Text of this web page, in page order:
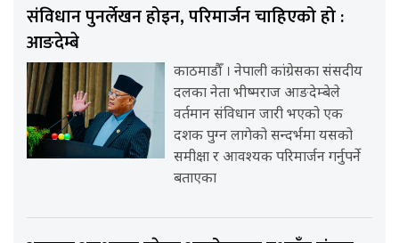
संविधान पुनर्लेखन होइन, परिमार्जन चाहिएको हो :
आङदेम्बे
काठमाडौँ । नेपाली कांग्रेसका संसदीय
दलका नेता भीष्मराज आङदेम्बेले
वर्तमान संविधान जारी भएको एक
दशक पुग्न लागेको सन्दर्भमा यसको
समीक्षा र आवश्यक परिमार्जन गर्नुपर्ने
बताएका